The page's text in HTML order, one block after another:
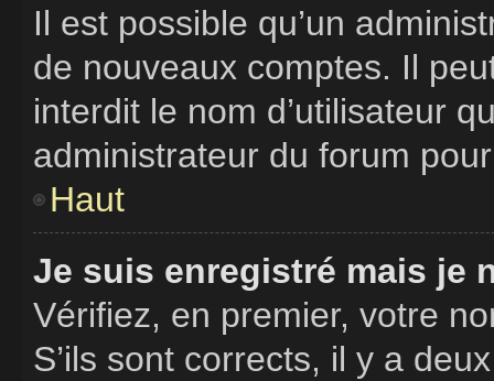
Il est possible qu’un
de nouveaux comptes. Il
interdit le nom d’utilisateur
administrateur du forum
Haut
Je suis enregistré mais je
Vérifiez, en premier, votre
S’ils sont corrects, il y a